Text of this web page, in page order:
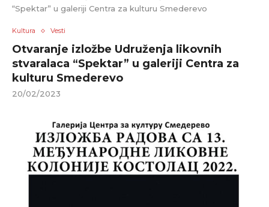
“Spektar” u galeriji Centra za kulturu Smederevo
Kultura Vesti
Otvaranje izložbe Udruženja likovnih
stvaralaca “Spektar” u galeriji Centra za
kulturu Smederevo
20/02/2023